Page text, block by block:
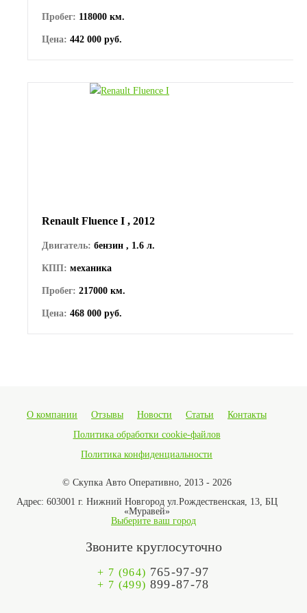
Пробег: 118000 км.
Цена: 442 000 руб.
Renault Fluence I , 2012
Двигатель: бензин , 1.6 л.
КПП: механика
Пробег: 217000 км.
Цена: 468 000 руб.
О компании Отзывы Новости Статьи
Контакты
Политика обработки cookie-файлов
Политика конфиденциальности
© Скупка Авто Оперативно, 2013 - 2026
Адрес: 603001 г. Нижний Новгород ул.Рождественская, 13, БЦ
«Муравей»
Выберите ваш город
Звоните круглосуточно
+ 7 (964) 765-97-97
+ 7 (499) 899-87-78